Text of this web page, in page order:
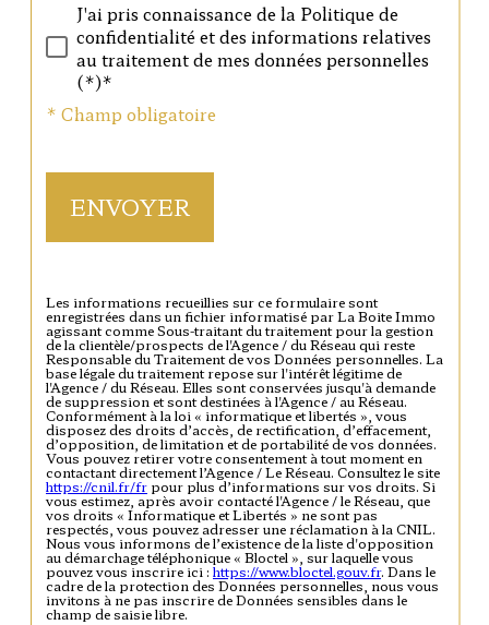
J'ai pris connaissance de la Politique de
confidentialité et des informations relatives
au traitement de mes données personnelles
(*)*
* Champ obligatoire
ENVOYER
Les informations recueillies sur ce formulaire sont
enregistrées dans un fichier informatisé par La Boite Immo
agissant comme Sous-traitant du traitement pour la gestion
de la clientèle/prospects de l'Agence / du Réseau qui reste
Responsable du Traitement de vos Données personnelles. La
base légale du traitement repose sur l'intérêt légitime de
l'Agence / du Réseau. Elles sont conservées jusqu'à demande
de suppression et sont destinées à l'Agence / au Réseau.
Conformément à la loi « informatique et libertés », vous
disposez des droits d’accès, de rectification, d’effacement,
d’opposition, de limitation et de portabilité de vos données.
Vous pouvez retirer votre consentement à tout moment en
contactant directement l’Agence / Le Réseau. Consultez le site
https://cnil.fr/fr pour plus d’informations sur vos droits. Si
vous estimez, après avoir contacté l'Agence / le Réseau, que
vos droits « Informatique et Libertés » ne sont pas
respectés, vous pouvez adresser une réclamation à la CNIL.
Nous vous informons de l’existence de la liste d'opposition
au démarchage téléphonique « Bloctel », sur laquelle vous
pouvez vous inscrire ici : https://www.bloctel.gouv.fr. Dans le
cadre de la protection des Données personnelles, nous vous
invitons à ne pas inscrire de Données sensibles dans le
champ de saisie libre.